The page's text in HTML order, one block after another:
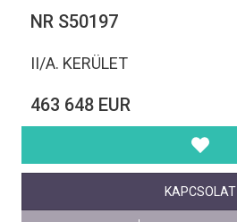
NR S50197
II/A. KERÜLET
463 648 EUR
KAPCSOLAT